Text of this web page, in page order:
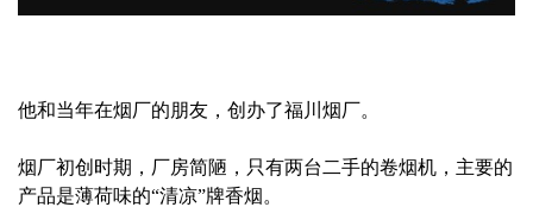
他和当年在烟厂的朋友，创办了福川烟厂。
烟厂初创时期，厂房简陋，只有两台二手的卷烟机，主要的
产品是薄荷味的“清凉”牌香烟。